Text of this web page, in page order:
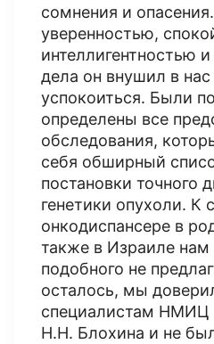
сомнения и
уверенностью,
интеллигентностью
дела он внушил в
успокоиться. Были
определены все
обследования,
себя обширный
постановки точного
генетики опухоли. К
онкодиспансере в
также в Израиле нам
подобного не
осталось, мы
специалистам НМИЦ
Н.Н. Блохина и не